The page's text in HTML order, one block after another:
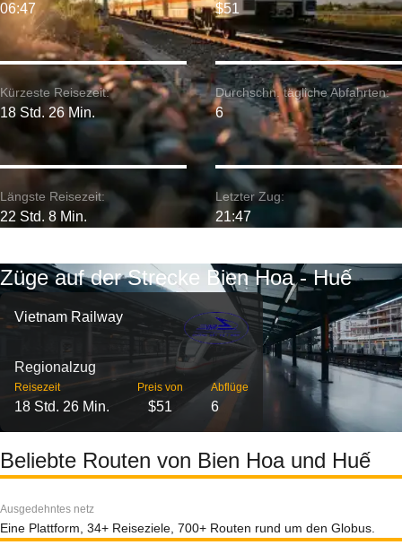
Kürzeste Reisezeit:
18 Std. 26 Min.
06:47
Längste Reisezeit:
22 Std. 8 Min.
$51
Durchschn. tägliche Abfahrten:
6
Letzter Zug:
21:47
Züge auf der Strecke Bien Hoa - Huế
Vietnam Railway
Regionalzug
Reisezeit
18 Std. 26 Min.
Preis von
$51
Abflüge
6
Beliebte Routen von Bien Hoa und Huế
Ausgedehntes netz
Eine Plattform, 34+ Reiseziele, 700+ Routen rund um den Globus.